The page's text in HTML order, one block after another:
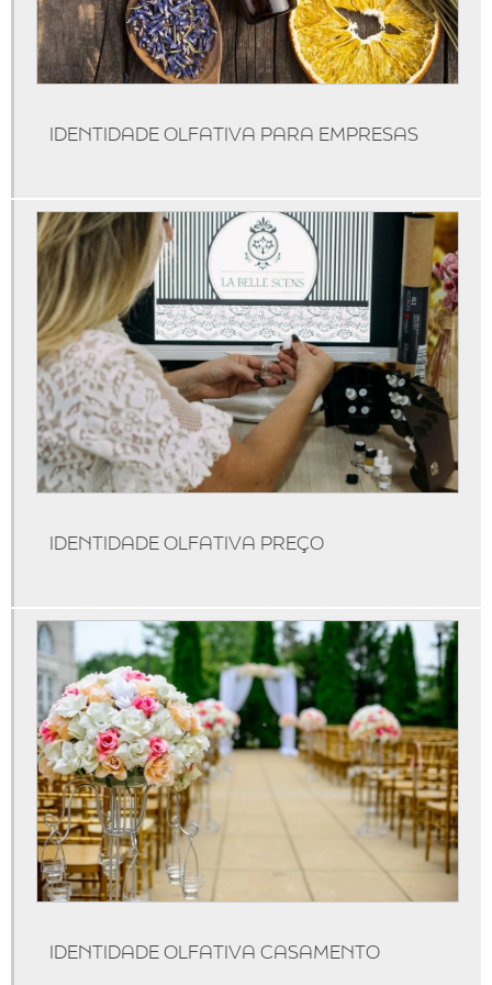
Máquina de aromatizar ambientes
Máquinas de aromatização
Técnicas de marketing olfativo
Marketing olfativo para lojas
Aromatização de ambientes comerciais
Aromatização de eventos
Aromatização de lojas
Marketing olfativo sp
Aluguel de aromatizador de ambiente
Aluguel de máquina de aromatização profissional
Aparelho aromatizador de ambiente profissional
Aparelho de cheirinho
Aparelho difusor de aromas
Aparelho para essência
Aroma personalizado
Aromas personalizados para empresas
Aromatizador de ambiente difusor
Aromatizador de ambiente difusor profissional
IDENTIDADE OLFATIVA PARA EMPRESAS
IDENTIDADE OLFATIVA PREÇO
IDENTIDADE OLFATIVA CASAMENTO